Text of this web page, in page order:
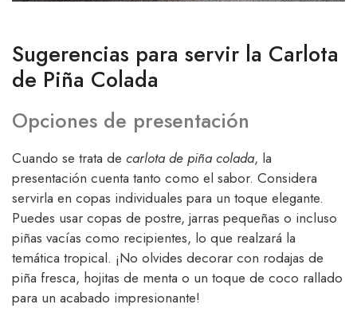
Sugerencias para servir la Carlota
de Piña Colada
Opciones de presentación
Cuando se trata de carlota de piña colada, la
presentación cuenta tanto como el sabor. Considera
servirla en copas individuales para un toque elegante.
Puedes usar copas de postre, jarras pequeñas o incluso
piñas vacías como recipientes, lo que realzará la
temática tropical. ¡No olvides decorar con rodajas de
piña fresca, hojitas de menta o un toque de coco rallado
para un acabado impresionante!